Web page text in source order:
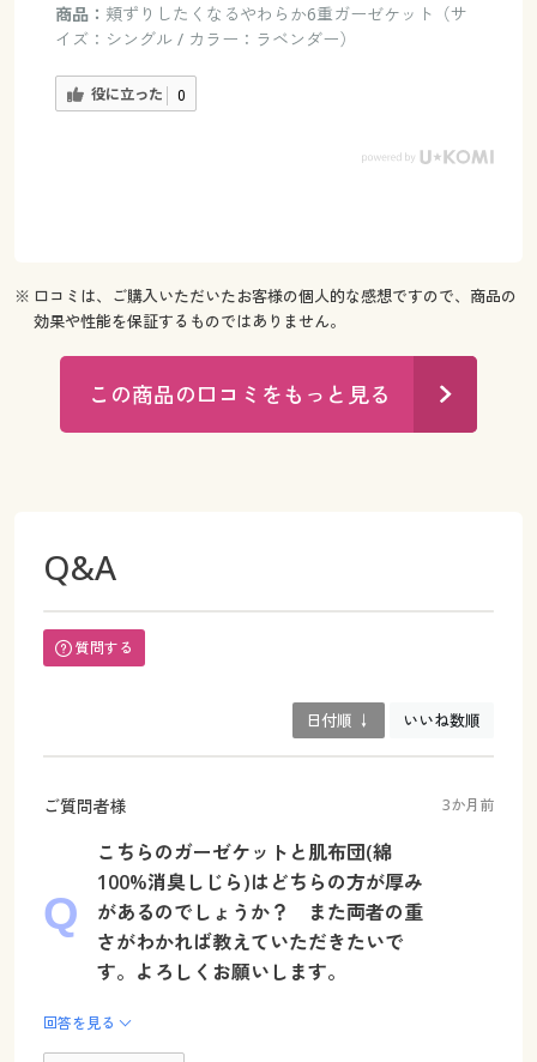
商品： 頬ずりしたくなるやわらか6重ガーゼケット（サ
イズ：シングル / カラー：ラベンダー）
役に立った 0
※ 口コミは、ご購入いただいたお客様の個人的な感想ですので、商品の
効果や性能を保証するものではありません。
この商品の口コミをもっと見る
Q&A
質問する
日付順 ↓ いいね数順
ご質問者様 3か月前
こちらのガーゼケットと肌布団(綿
100%消臭しじら)はどちらの方が厚み
があるのでしょうか？ また両者の重
さがわかれば教えていただきたいで
す。よろしくお願いします。
回答を見る